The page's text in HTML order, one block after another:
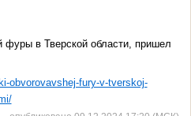
в Тверской области, пришел
obvorovavshej-fury-v-tverskoj-